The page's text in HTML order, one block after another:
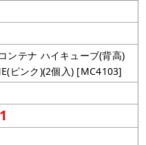
ンテナ ハイキューブ(背高)
ピンク)(2個入) [MC4103]